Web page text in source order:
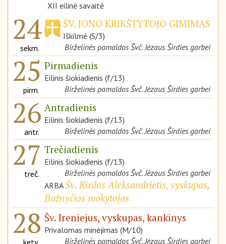
XII eilinė savaitė
24
sekm.
ŠV. JONO KRIKŠTYTOJO GIMIMAS
Iškilmė (S/3)
Birželinės pamaldos Švč. Jėzaus Širdies garbei
25
pirm.
Pirmadienis
Eilinis šiokiadienis (f/13)
Birželinės pamaldos Švč. Jėzaus Širdies garbei
26
antr.
Antradienis
Eilinis šiokiadienis (f/13)
Birželinės pamaldos Švč. Jėzaus Širdies garbei
27
treč.
Trečiadienis
Eilinis šiokiadienis (f/13)
Birželinės pamaldos Švč. Jėzaus Širdies garbei
ARBAŠv. Kirilas Aleksandrietis, vyskupas,
Bažnyčios mokytojas
28 Šv. Ireniejus, vyskupas, kankinys
Privalomas minėjimas (M/10)
Birželinės pamaldos Švč. Jėzaus Širdies garbei